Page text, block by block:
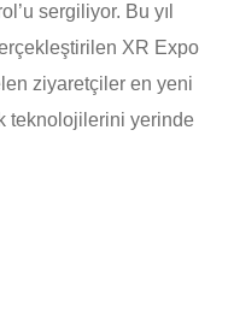
sergiliyor. Bu yıl
XR Expo
ziyaretçiler en yeni
teknolojilerini yerinde